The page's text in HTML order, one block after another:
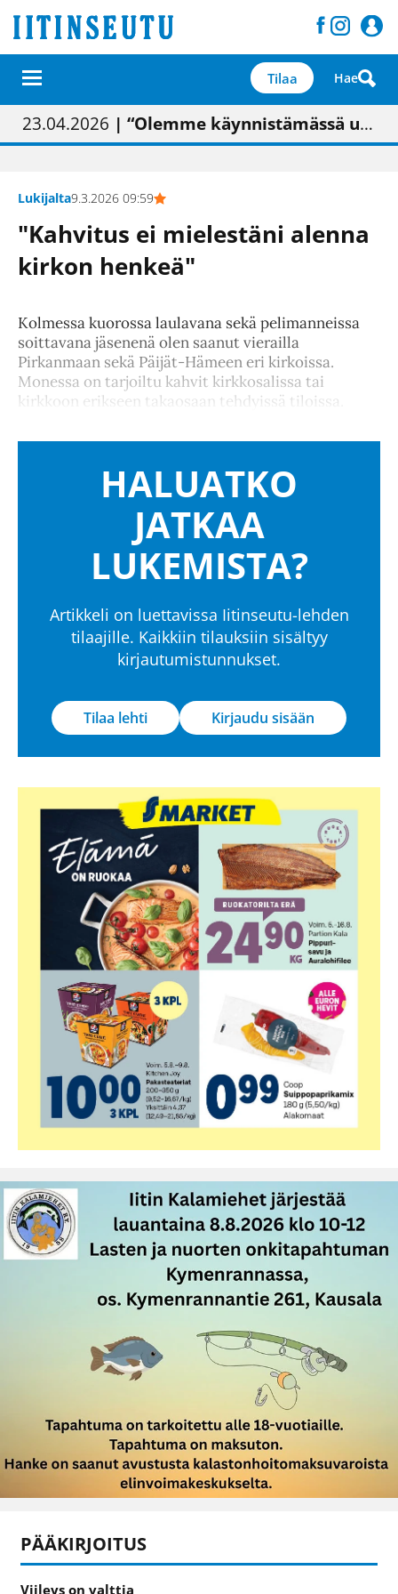
Tilaa Hae
01.02.2026 | Painon vaihtumisen pitäisi näkyä hieman parempana painojäljen laatuna lehdessä
05.02.2026 | Uudistettu kunnantalo on valoisa
23.04.2026 | “Olemme käynnistämässä uudelleen keskustavisiotyön”
09.05.2026| "Maalla on totuttu elämään omavaraisemmin kuin kaupungissa"
Lukijalta9.3.2026 09:59
"Kahvitus ei mielestäni alenna
kirkon henkeä"
Kolmessa kuorossa laulavana sekä pelimanneissa
soittavana jäsenenä olen saanut vierailla
Pirkanmaan sekä Päijät-Hämeen eri kirkoissa.
Monessa on tarjoiltu kahvit kirkkosalissa tai
kirkkoon erikseen takaosaan tehdyissä tiloissa.
HALUATKO
JATKAA
LUKEMISTA?
Artikkeli on luettavissa Iitinseutu-lehden
tilaajille. Kaikkiin tilauksiin sisältyy
kirjautumistunnukset.
Tilaa lehti Kirjaudu sisään
PÄÄKIRJOITUS
Viileys on valttia